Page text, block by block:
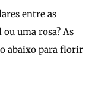
entre as
uma rosa? As
abaixo para florir